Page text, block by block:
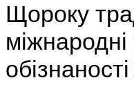
Щороку
міжнародні